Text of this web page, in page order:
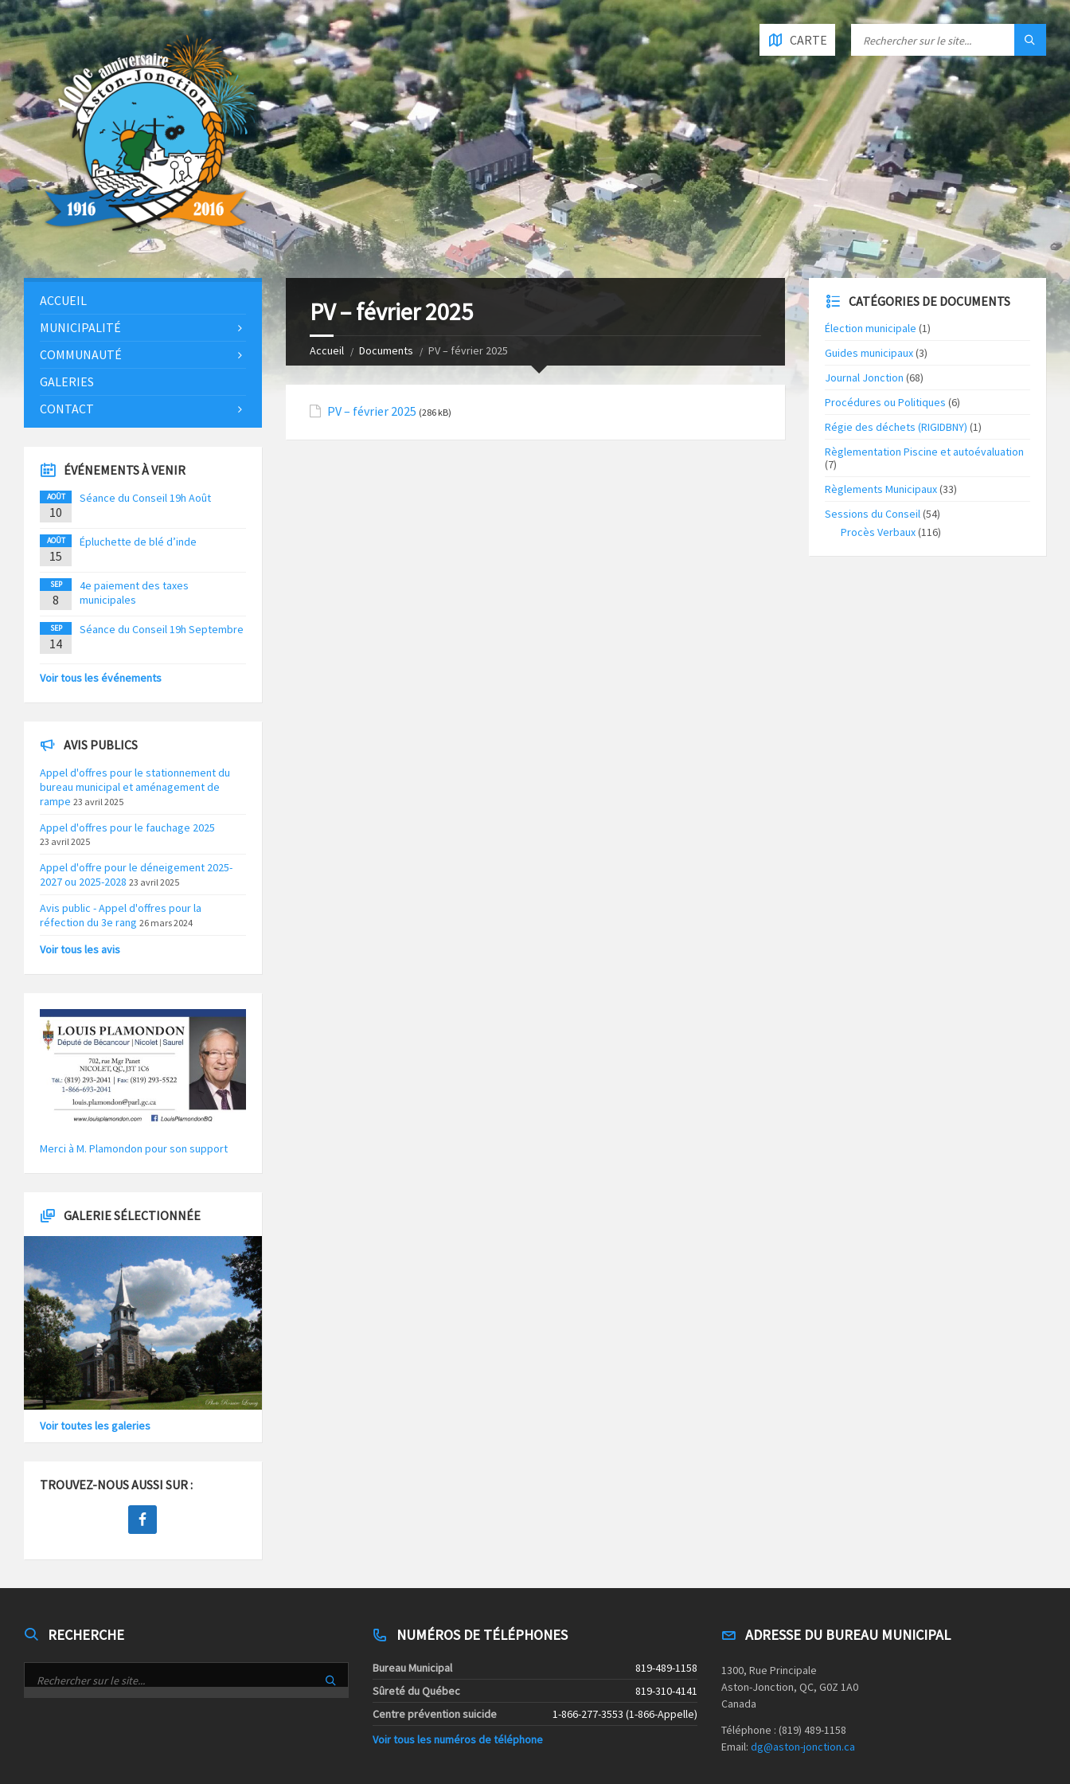
CARTE
PV – février 2025
Accueil Documents PV – février 2025
PV – février 2025 (286 kB)
ACCUEIL
MUNICIPALITÉ
COMMUNAUTÉ
GALERIES
CONTACT
ÉVÉNEMENTS À VENIR
AOÛT
10
Séance du Conseil 19h Août
AOÛT
15
Épluchette de blé d’inde
SEP
8
4e paiement des taxes
municipales
SEP
14
Séance du Conseil 19h Septembre
Voir tous les événements
AVIS PUBLICS
Appel d'offres pour le stationnement du
bureau municipal et aménagement de
rampe 23 avril 2025
Appel d'offres pour le fauchage 2025
23 avril 2025
Appel d'offre pour le déneigement 2025-
2027 ou 2025-2028 23 avril 2025
Avis public - Appel d'offres pour la
réfection du 3e rang 26 mars 2024
Voir tous les avis
Merci à M. Plamondon pour son support
GALERIE SÉLECTIONNÉE
Voir toutes les galeries
TROUVEZ-NOUS AUSSI SUR :
CATÉGORIES DE DOCUMENTS
Élection municipale (1)
Guides municipaux(3)
Journal Jonction (68)
Procédures ou Politiques (6)
Régie des déchets (RIGIDBNY) (1)
Règlementation Piscine et autoévaluation
(7)
Règlements Municipaux(33)
Sessions du Conseil(54)
Procès Verbaux(116)
RECHERCHE NUMÉROS DE TÉLÉPHONES
Bureau Municipal
819-489-1158
Sûreté du Québec
819-310-4141
Centre prévention suicide
1-866-277-3553 (1-866-Appelle)
Voir tous les numéros de téléphone
ADRESSE DU BUREAU MUNICIPAL
1300, Rue Principale
Aston-Jonction, QC, G0Z 1A0
Canada
Téléphone : (819) 489-1158
Email: dg@aston-jonction.ca